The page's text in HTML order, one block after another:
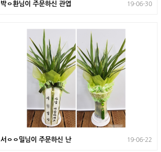
박ㅇ환님이 주문하신 관엽 19-06-30
서ㅇㅇ밀님이 주문하신 난 19-06-22